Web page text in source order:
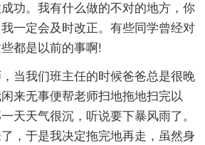
功。我有什么做的不对的地方，你
一定会及时改正。有些同学曾经对
都是以前的事啊!
当我们班主任的时候爸爸总是很晚
来无事便帮老师扫地拖地扫完以
天天气很沉，听说要下暴风雨了。
，于是我决定拖完地再走，虽然身